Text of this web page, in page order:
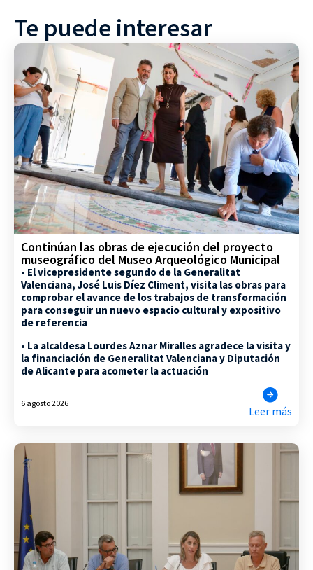
Te puede interesar
Continúan las obras de ejecución del proyecto
museográfico del Museo Arqueológico Municipal
• El vicepresidente segundo de la Generalitat
Valenciana, José Luis Díez Climent, visita las obras para
comprobar el avance de los trabajos de transformación
para conseguir un nuevo espacio cultural y expositivo
de referencia
• La alcaldesa Lourdes Aznar Miralles agradece la visita y
la financiación de Generalitat Valenciana y Diputación
de Alicante para acometer la actuación
6 agosto 2026
Leer más